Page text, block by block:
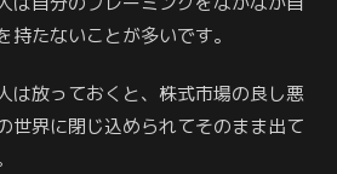
持たないことが多いです。
は放っておくと、株式市場の良し悪
世界に閉じ込められてそのまま出て